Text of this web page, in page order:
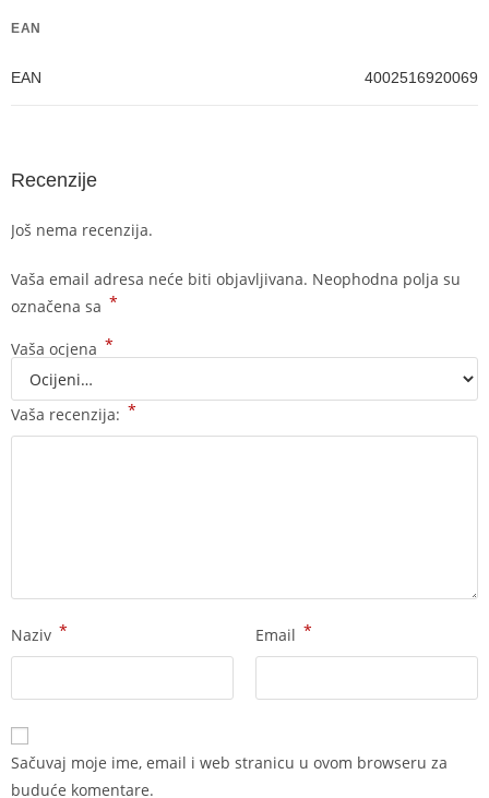
EAN
EAN 4002516920069
Recenzije
Još nema recenzija.
Vaša email adresa neće biti objavljivana. Neophodna polja su
označena sa *
Vaša ocjena *
Vaša recenzija: *
Naziv * Email *
Sačuvaj moje ime, email i web stranicu u ovom browseru za
buduće komentare.